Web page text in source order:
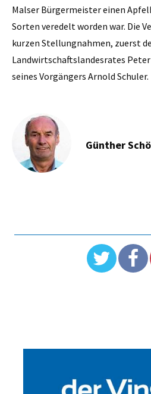
Malser Bürgermeister einen
Sorten veredelt worden war. Die
kurzen Stellungnahmen, zuerst
Landwirtschaftslandesrates
seines Vorgängers Arnold Schuler.
Günther